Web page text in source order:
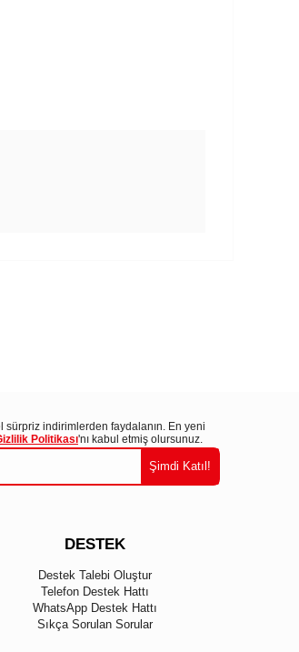
sürpriz indirimlerden faydalanın. En yeni
Politikası'nı kabul etmiş olursunuz.
Şimdi Katıl!
DESTEK
Destek Talebi Oluştur
Telefon Destek Hattı
WhatsApp Destek Hattı
Sıkça Sorulan Sorular